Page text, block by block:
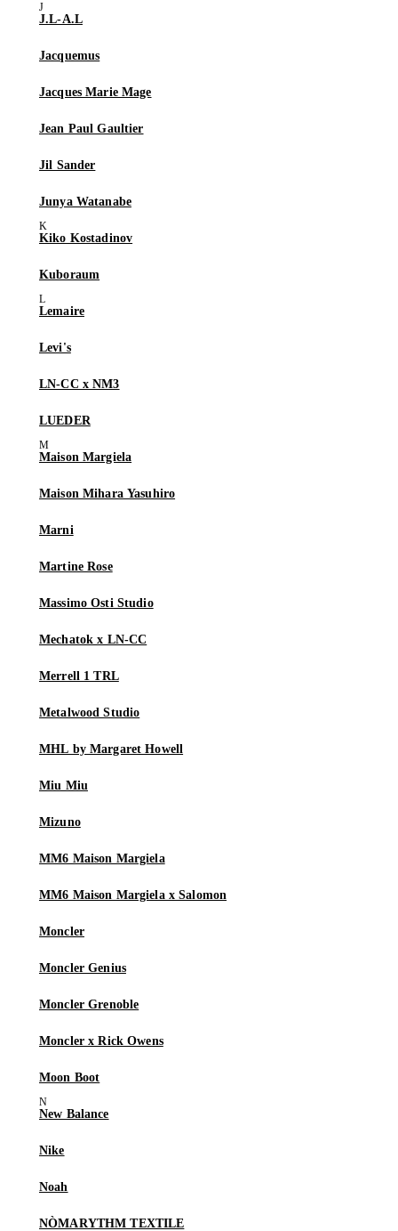
J.L-A.L
Jacquemus
Jacques Marie Mage
Jean Paul Gaultier
Jil Sander
Junya Watanabe
Kiko Kostadinov
Kuboraum
Lemaire
Levi's
LN-CC x NM3
LUEDER
Maison Margiela
Maison Mihara Yasuhiro
Marni
Martine Rose
Massimo Osti Studio
Mechatok x LN-CC
Merrell 1 TRL
Metalwood Studio
MHL by Margaret Howell
Miu Miu
Mizuno
MM6 Maison Margiela
MM6 Maison Margiela x Salomon
Moncler
Moncler Genius
Moncler Grenoble
Moncler x Rick Owens
Moon Boot
New Balance
Nike
Noah
NÒMARYTHM TEXTILE